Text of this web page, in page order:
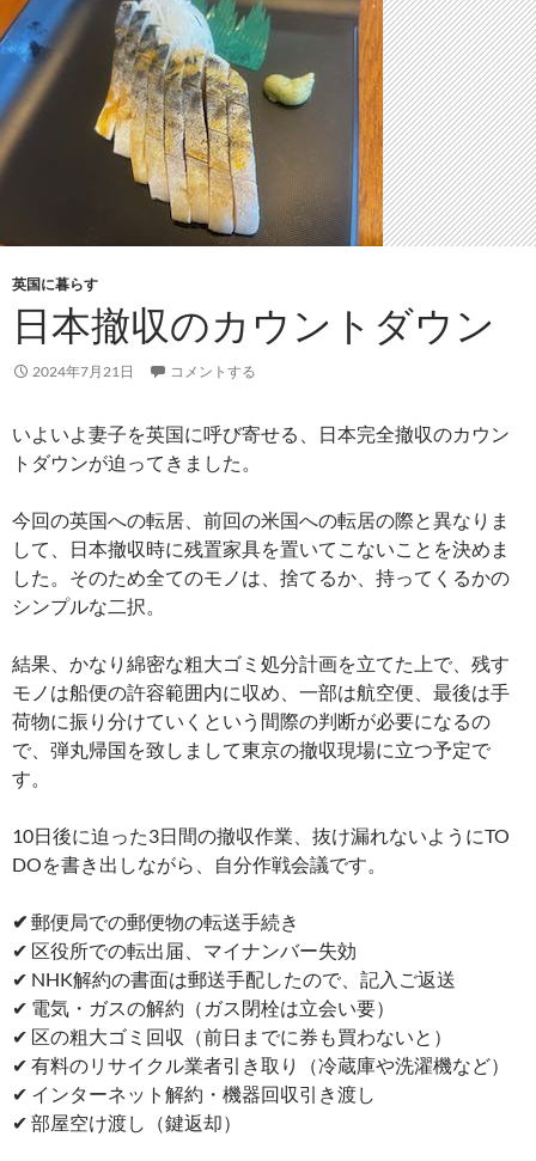
英国に暮らす
日本撤収のカウントダウン
2024年7月21日 コメントする
いよいよ妻子を英国に呼び寄せる、日本完全撤収のカウン
トダウンが迫ってきました。
今回の英国への転居、前回の米国への転居の際と異なりま
して、日本撤収時に残置家具を置いてこないことを決めま
した。そのため全てのモノは、捨てるか、持ってくるかの
シンプルな二択。
結果、かなり綿密な粗大ゴミ処分計画を立てた上で、残す
モノは船便の許容範囲内に収め、一部は航空便、最後は手
荷物に振り分けていくという間際の判断が必要になるの
で、弾丸帰国を致しまして東京の撤収現場に立つ予定で
す。
10日後に迫った3日間の撤収作業、抜け漏れないようにTO
DOを書き出しながら、自分作戦会議です。
✔︎ 郵便局での郵便物の転送手続き
✔︎ 区役所での転出届、マイナンバー失効
✔︎ NHK解約の書面は郵送手配したので、記入ご返送
✔︎ 電気・ガスの解約（ガス閉栓は立会い要）
✔︎ 区の粗大ゴミ回収（前日までに券も買わないと）
✔︎ 有料のリサイクル業者引き取り（冷蔵庫や洗濯機など）
✔︎ インターネット解約・機器回収引き渡し
✔︎ 部屋空け渡し（鍵返却）